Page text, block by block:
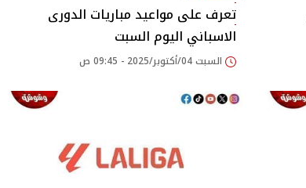
تعرف على مواعيد مباريات الدورى
الاسباني اليوم السبت
السبت 04/أكتوبر/2025 - 09:45 ص